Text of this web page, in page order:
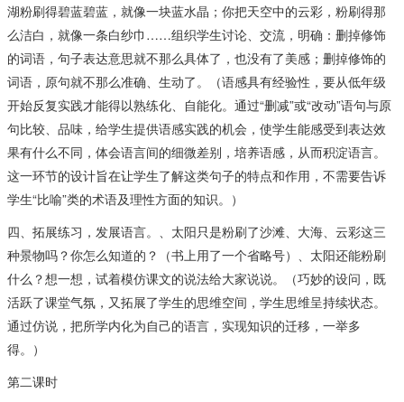
湖粉刷得碧蓝碧蓝，就像一块蓝水晶；你把天空中的云彩，粉刷得那
么洁白，就像一条白纱巾……组织学生讨论、交流，明确：删掉修饰
的词语，句子表达意思就不那么具体了，也没有了美感；删掉修饰的
词语，原句就不那么准确、生动了。（语感具有经验性，要从低年级
开始反复实践才能得以熟练化、自能化。通过“删减”或“改动”语句与原
句比较、品味，给学生提供语感实践的机会，使学生能感受到表达效
果有什么不同，体会语言间的细微差别，培养语感，从而积淀语言。
这一环节的设计旨在让学生了解这类句子的特点和作用，不需要告诉
学生“比喻”类的术语及理性方面的知识。）
四、拓展练习，发展语言。、太阳只是粉刷了沙滩、大海、云彩这三
种景物吗？你怎么知道的？（书上用了一个省略号）、太阳还能粉刷
什么？想一想，试着模仿课文的说法给大家说说。（巧妙的设问，既
活跃了课堂气氛，又拓展了学生的思维空间，学生思维呈持续状态。
通过仿说，把所学内化为自己的语言，实现知识的迁移，一举多
得。）
第二课时